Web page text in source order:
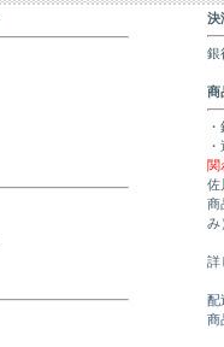
決
銀
商
関
佐
商
み
詳
配
商